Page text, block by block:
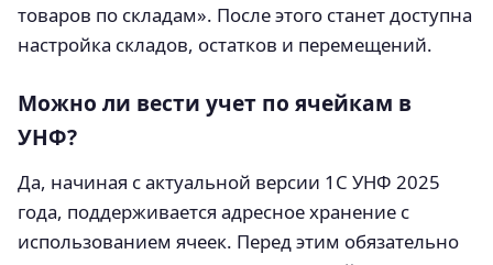
товаров по складам». После этого станет доступна
настройка складов, остатков и перемещений.
Можно ли вести учет по ячейкам в
УНФ?
Да, начиная с актуальной версии 1С УНФ 2025
года, поддерживается адресное хранение с
использованием ячеек. Перед этим обязательно